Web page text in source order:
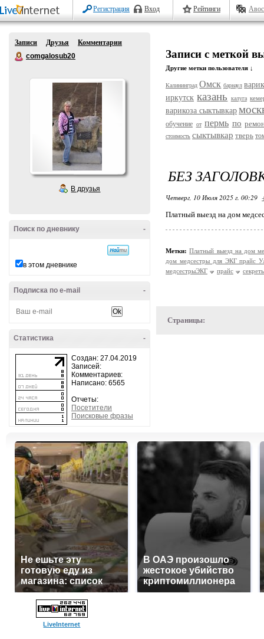
Регистрация Вход Рейтинги
Записи Друзья
Комментарии
comgalosub20
В друзья
-
Поиск по дневнику
в этом дневнике
-
Подписка по e-mail
-
Статистика
Создан: 27.04.2019
Записей:
Комментариев:
Написано: 6565
Отчеты:
Посетители
Поисковые фразы
Записи с меткой
Другие метки пользователя ↓
Калининград Омск барнаул
иркутск казань калуга
варикоза сыктывкар
обучение от пермь по
стоимость сыктывкар тверь
БЕЗ
Четверг, 10 Июля 2025 г. 00:29
Платный выезд на дом
Метки: Платный выезд на дом
дом медсестры для ЭКГ прайс
медсестрыЭКГ
прайс
Страницы:
Не ешьте эту
готовую еду из
магазина: список
В ОАЭ произошло
жестокое убийство
криптомиллионера
LiveInternet